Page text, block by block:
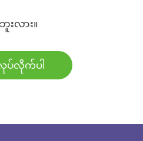
းလား။
ပ်လိုက်ပါ